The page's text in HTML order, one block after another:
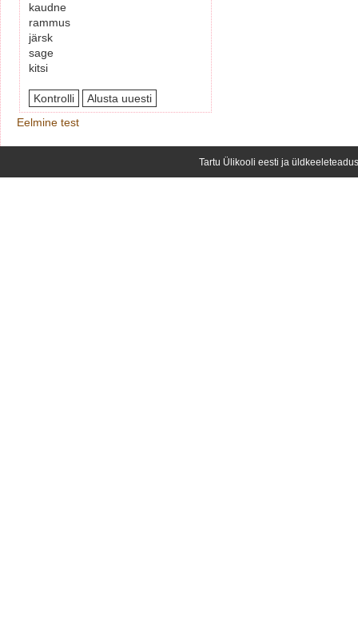
kaudne
rammus
järsk
sage
kitsi
Eelmine test
Tartu Ülikooli eesti ja